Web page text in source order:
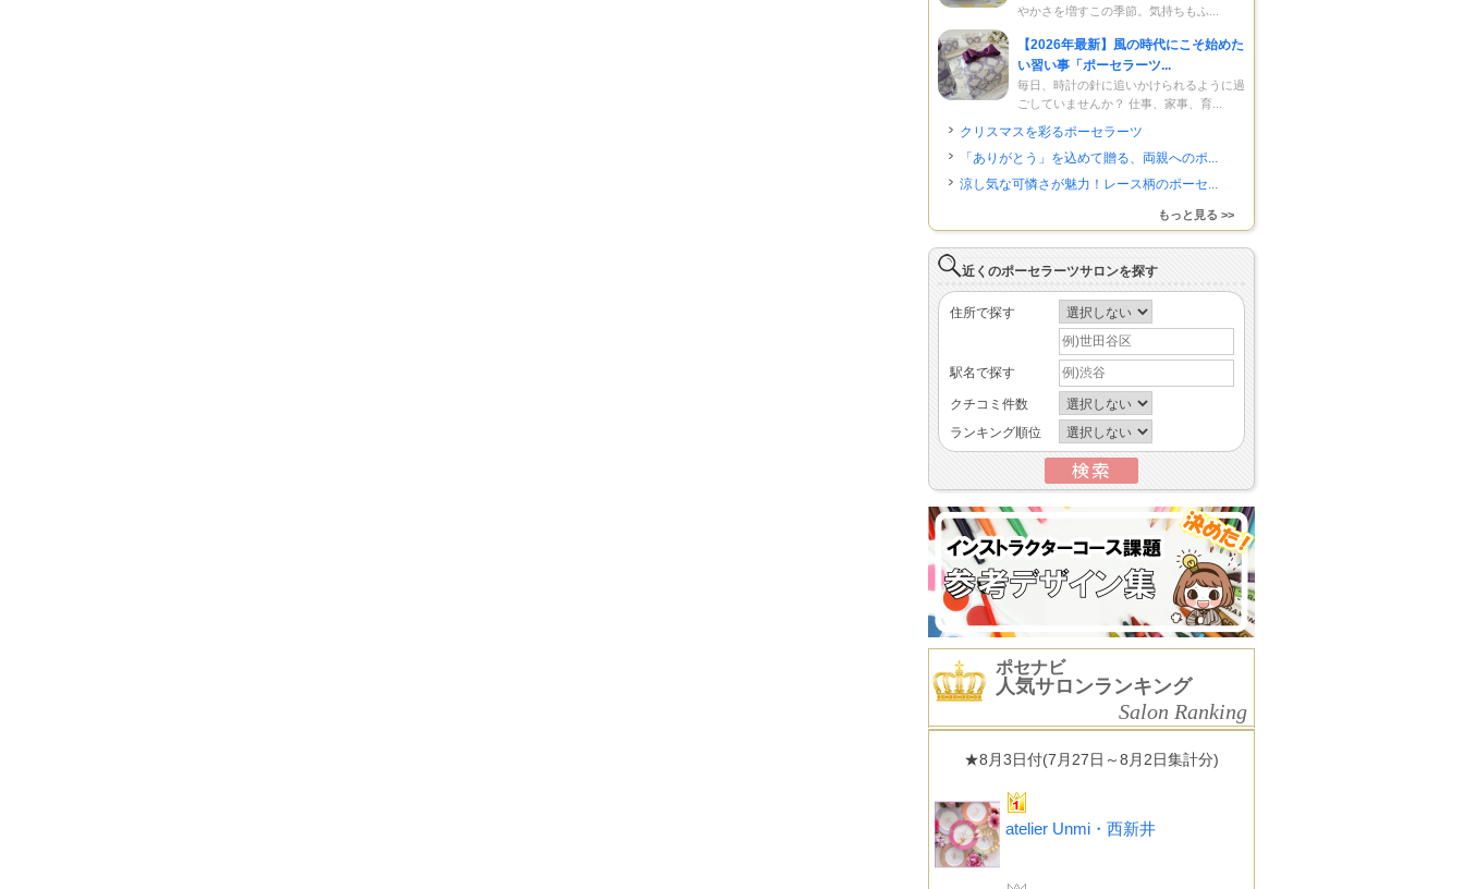
やかさを増すこの季節。気持ちもふ...
【2026年最新】風の時代にこそ始めた
い習い事「ポーセラーツ...
毎日、時計の針に追いかけられるように過
ごしていませんか？ 仕事、家事、育...
クリスマスを彩るポーセラーツ
「ありがとう」を込めて贈る、両親へのポ...
涼し気な可憐さが魅力！レース柄のポーセ...
もっと見る >>
近くのポーセラーツサロンを探す
住所で探す
駅名で探す
クチコミ件数
ランキング順位
ポセナビ
人気サロンランキング
Salon Ranking
★8月3日付(7月27日～8月2日集計分)
atelier Unmi・西新井